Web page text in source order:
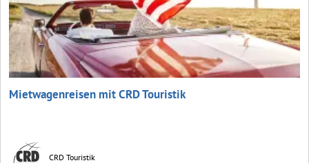
Mietwagenreisen mit CRD Touristik
CRD Touristik